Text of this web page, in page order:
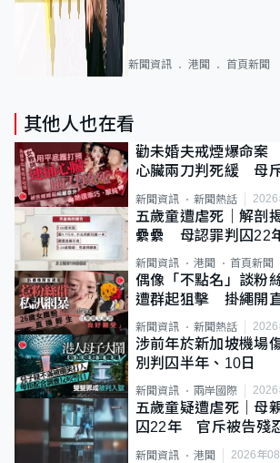
新聞資訊 港聞 首頁新聞
其他人也在看
勸未婚夫戒煙爆命案
心臟兩刀判死緩 母
新聞資訊 新聞熱話
五歲童遭虐死｜解剖
纍纍 母認罪判囚22
類案最惡劣
新聞資訊 港聞 首頁新聞
偶像「不點名」談粉
遭群起狙擊 掛繩開
新聞資訊 新聞熱話 2026
涉前年於新加坡機場
別判囚半年、10日
新聞資訊 兩岸國際 2026
五歲童疑遭虐死｜母
囚22年 官斥被告殘
新聞資訊 港聞 2026年